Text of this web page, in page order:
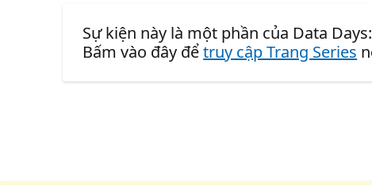
Sự kiện này là một phần của Data
Bấm vào đây đểtruy cập Trang Series